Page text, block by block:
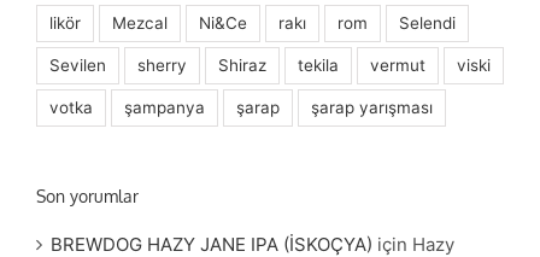
likör Mezcal Ni&Ce rakı rom Selendi
Sevilen sherry Shiraz tekila vermut viski
votka şampanya şarap şarap yarışması
Son yorumlar
BREWDOG HAZY JANE IPA (İSKOÇYA) için Hazy